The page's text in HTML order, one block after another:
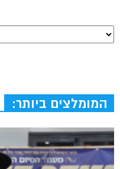
המומלצים ביותר: